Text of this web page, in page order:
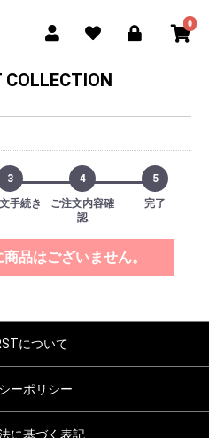
0
3
手続き
4
ご注文内容確
認
5
完了
品はございません。
について
ーポリシー
に基づく表記